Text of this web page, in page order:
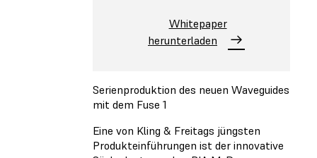
Whitepaper
herunterladen
Serienproduktion des neuen Waveguides
mit dem Fuse 1
Eine von Kling & Freitags jüngsten
Produkteinführungen ist der innovative